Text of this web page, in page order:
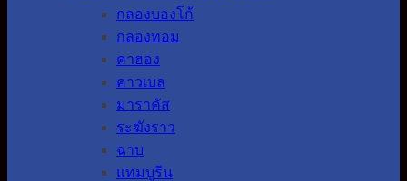
กลองบองโก้
กลองทอม
คาฮอง
คาวเบล
มาราคัส
ระฆังราว
ฉาบ
แทมบูรีน